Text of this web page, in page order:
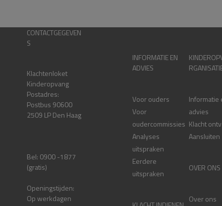
CONTACTGEGEVEN
S
Klachtenloket
Kinderopvang
Postadres:
Postbus 90600
2509 LP Den Haag
Bel: 0900 -1877
(gratis)
Openingstijden:
Op werkdagen
INFORMATIE EN
ADVIES
Voor ouders
Voor
oudercommissies
Analyses
uitspraken
Eerdere
uitspraken
Informatie
advies
Klacht
Aansluiten
OVER ONS
Over ons